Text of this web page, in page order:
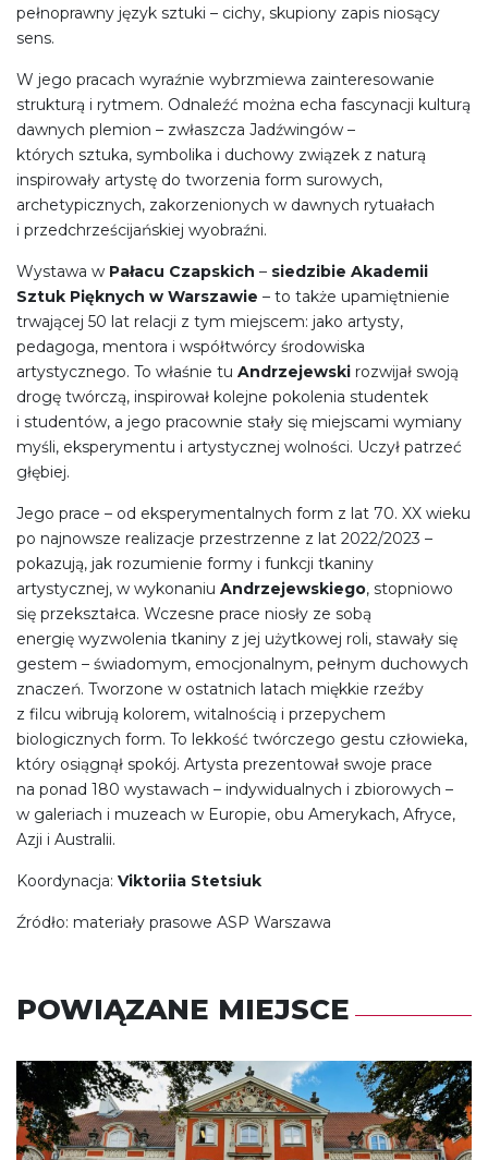
pełnoprawny język sztuki – cichy, skupiony zapis niosący
sens.
W jego pracach wyraźnie wybrzmiewa zainteresowanie
strukturą i rytmem. Odnaleźć można echa fascynacji kulturą
dawnych plemion – zwłaszcza Jadźwingów –
których sztuka, symbolika i duchowy związek z naturą
inspirowały artystę do tworzenia form surowych,
archetypicznych, zakorzenionych w dawnych rytuałach
i przedchrześcijańskiej wyobraźni.
Wystawa w Pałacu Czapskich – siedzibie Akademii
Sztuk Pięknych w Warszawie – to także upamiętnienie
trwającej 50 lat relacji z tym miejscem: jako artysty,
pedagoga, mentora i współtwórcy środowiska
artystycznego. To właśnie tu Andrzejewski rozwijał swoją
drogę twórczą, inspirował kolejne pokolenia studentek
i studentów, a jego pracownie stały się miejscami wymiany
myśli, eksperymentu i artystycznej wolności. Uczył patrzeć
głębiej.
Jego prace – od eksperymentalnych form z lat 70. XX wieku
po najnowsze realizacje przestrzenne z lat 2022/2023 –
pokazują, jak rozumienie formy i funkcji tkaniny
artystycznej, w wykonaniu Andrzejewskiego, stopniowo
się przekształca. Wczesne prace niosły ze sobą
energię wyzwolenia tkaniny z jej użytkowej roli, stawały się
gestem – świadomym, emocjonalnym, pełnym duchowych
znaczeń. Tworzone w ostatnich latach miękkie rzeźby
z filcu wibrują kolorem, witalnością i przepychem
biologicznych form. To lekkość twórczego gestu człowieka,
który osiągnął spokój. Artysta prezentował swoje prace
na ponad 180 wystawach – indywidualnych i zbiorowych –
w galeriach i muzeach w Europie, obu Amerykach, Afryce,
Azji i Australii.
Koordynacja: Viktoriia Stetsiuk
Źródło: materiały prasowe ASP Warszawa
POWIĄZANE MIEJSCE